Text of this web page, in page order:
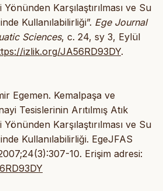
Yönünden Karşılaştırılması ve Su
Kullanılabilirliği”. Ege Journal
Sciences, c. 24, sy 3, Eylül
izlik.org/JA56RD93DY.
Egemen. Kemalpaşa ve
Tesislerinin Arıtılmış Atık
Yönünden Karşılaştırılması ve Su
Kullanılabilirliği. EgeJFAS
10. Erişim adresi: